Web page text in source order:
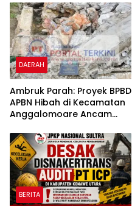
Didesak Panggil dan
Periksa PPK Bersama
Kontraktor Pelaksana
DAERAH
Ambruk Parah: Proyek BPBD
APBN Hibah di Kecamatan
Anggalomoare Ancam
BERITA